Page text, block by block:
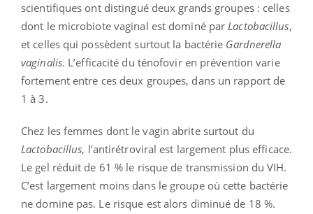
scientifiques ont distingué deux grands groupes : celles
dont le microbiote vaginal est dominé parLactobacillus,
et celles qui possèdent surtout la bactérie Gardnerella
vaginalis. L’efficacité du ténofovir en prévention varie
fortement entre ces deux groupes, dans un rapport de
1 à 3.
Chez les femmes dont le vagin abrite surtout du
Lactobacillus, l’antirétroviral est largement plus efficace.
Le gel réduit de 61 % le risque de transmission du VIH.
C’est largement moins dans le groupe où cette bactérie
ne domine pas. Le risque est alors diminué de 18 %.